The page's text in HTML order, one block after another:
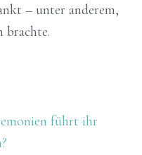
– unter anderem,
brachte.
führt ihr